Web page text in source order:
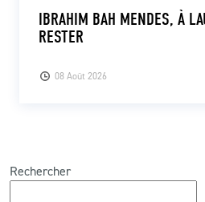
08 Août 2026
IBRAHIM BAH MENDES, À
RESTER
Rechercher